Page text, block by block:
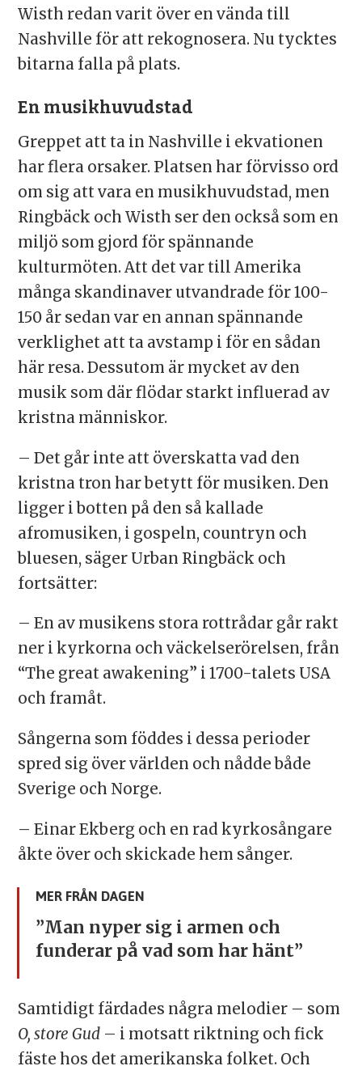
Wisth redan varit över en vända till
Nashville för att rekognosera. Nu tycktes
bitarna falla på plats.
En musikhuvudstad
Greppet att ta in Nashville i ekvationen
har flera orsaker. Platsen har förvisso ord
om sig att vara en musikhuvudstad, men
Ringbäck och Wisth ser den också som en
miljö som gjord för spännande
kulturmöten. Att det var till Amerika
många skandinaver utvandrade för 100-
150 år sedan var en annan spännande
verklighet att ta avstamp i för en sådan
här resa. Dessutom är mycket av den
musik som där flödar starkt influerad av
kristna människor.
– Det går inte att överskatta vad den
kristna tron har betytt för musiken. Den
ligger i botten på den så kallade
afromusiken, i gospeln, countryn och
bluesen, säger Urban Ringbäck och
fortsätter:
– En av musikens stora rottrådar går rakt
ner i kyrkorna och väckelserörelsen, från
“The great awakening” i 1700-talets USA
och framåt.
Sångerna som föddes i dessa perioder
spred sig över världen och nådde både
Sverige och Norge.
– Einar Ekberg och en rad kyrkosångare
åkte över och skickade hem sånger.
MER FRÅN DAGEN
”Man nyper sig i armen och
funderar på vad som har hänt”
Samtidigt färdades några melodier – som
O, store Gud– i motsatt riktning och fick
fäste hos det amerikanska folket. Och